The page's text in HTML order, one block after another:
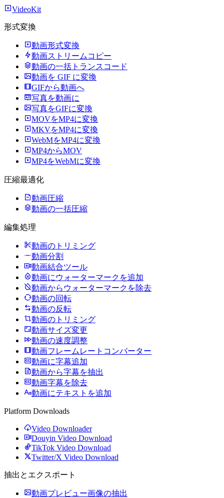
VideoKit
形式変換
動画形式変換
動画ストリームコピー
動画の一括トランスコード
動画を GIF に変換
GIFから動画へ
写真を動画に
写真をGIFに変換
MOVをMP4に変換
MKVをMP4に変換
WebMをMP4に変換
MP4からMOV
MP4をWebMに変換
圧縮最適化
動画圧縮
動画の一括圧縮
編集処理
動画のトリミング
動画分割
動画結合ツール
動画にウォーターマークを追加
動画からウォーターマークを除去
動画の回転
動画の反転
動画のトリミング
動画サイズ変更
動画の速度調整
動画フレームレートコンバーター
動画に字幕追加
動画から字幕を抽出
動画字幕を除去
動画にテキストを追加
Platform Downloads
Video Downloader
Douyin Video Download
TikTok Video Download
Twitter/X Video Download
抽出とエクスポート
動画プレビュー画像の抽出